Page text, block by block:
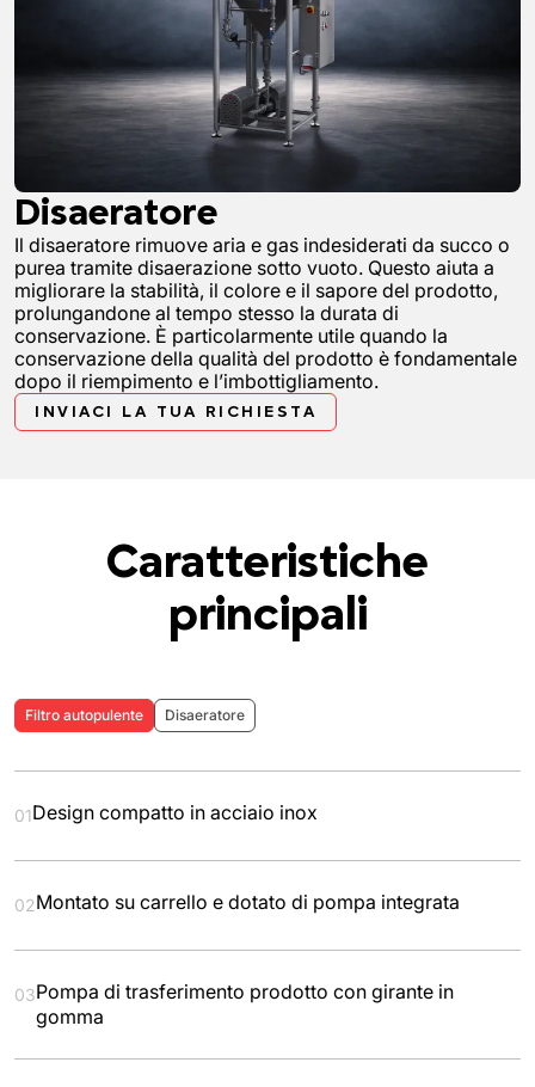
Disaeratore
Il disaeratore rimuove aria e gas indesiderati da succo o
purea tramite disaerazione sotto vuoto. Questo aiuta a
migliorare la stabilità, il colore e il sapore del prodotto,
prolungandone al tempo stesso la durata di
conservazione. È particolarmente utile quando la
conservazione della qualità del prodotto è fondamentale
dopo il riempimento e l’imbottigliamento.
INVIACI LA TUA RICHIESTA
Caratteristiche
principali
Filtro autopulente Disaeratore
01Design compatto in acciaio inox
02Montato su carrello e dotato di pompa integrata
03Pompa di trasferimento prodotto con girante in
gomma